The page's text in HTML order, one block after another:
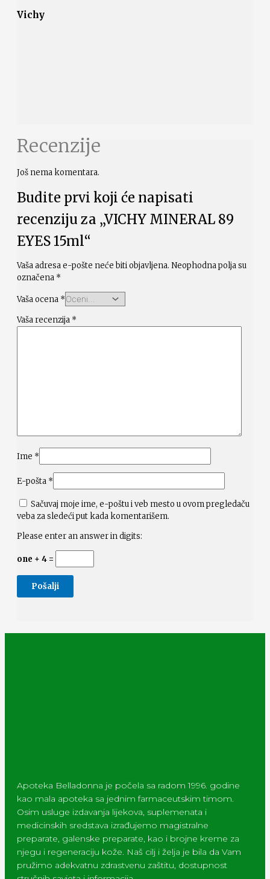
Vichy
Recenzije
Još nema komentara.
Budite prvi koji će napisati
recenziju za „VICHY MINERAL 89
EYES 15ml“
Vaša adresa e-pošte neće biti objavljena. Neophodna polja su
označena *
Vaša ocena *
Vaša recenzija *
Ime *
E-pošta *
Sačuvaj moje ime, e-poštu i veb mesto u ovom pregledaču
veba za sledeći put kada komentarišem.
Please enter an answer in digits:
one + 4 =
Apoteka Belladonna je počela sa radom 1996. godine
kao mala apoteka sa jednim farmaceutskim timom.
Osim usluge izdavanja lijekova, suplemenata i
medicinskih sredstava izrađujemo magistralne
preparate, galenske preparate, kao i brojne kreme za
njegu i regeneraciju kože. Naš cilj i želja je bila da Vam
pružimo adekvatnu zdrastvenu zaštitu, dostupnost